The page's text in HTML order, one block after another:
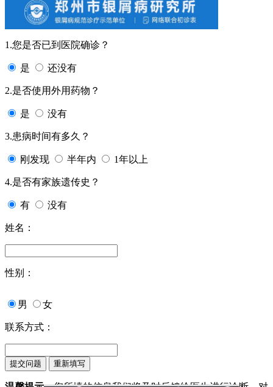
1.您是否已到医院确诊？
是 还没有
2.是否使用外用药物？
是 没有
3.患病时间有多久？
刚发现 半年内 1年以上
4.是否有家族遗传史？
有 没有
姓名：
性别：
男 女
联系方式：